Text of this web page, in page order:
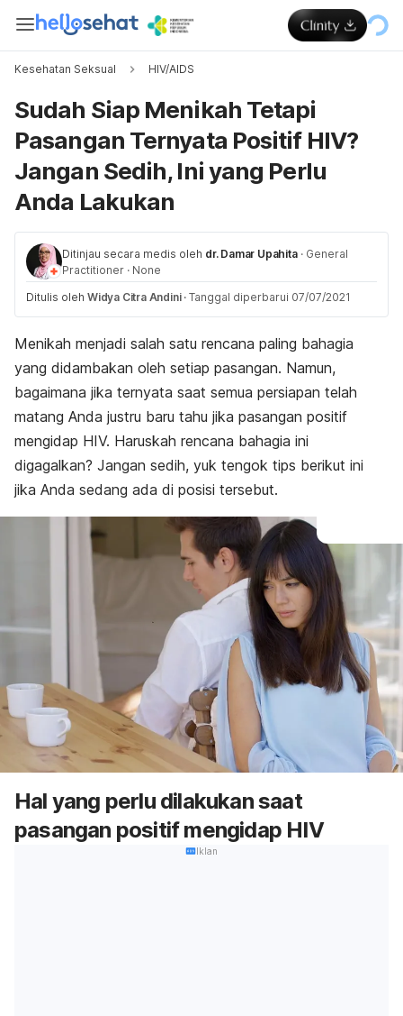
Kesehatan Seksual HIV/AIDS
Sudah Siap Menikah Tetapi
Pasangan Ternyata Positif HIV?
Jangan Sedih, Ini yang Perlu
Anda Lakukan
Ditinjau secara medis oleh dr. Damar Upahita · General
Practitioner · None
Ditulis oleh Widya Citra Andini · Tanggal diperbarui 07/07/2021
Menikah menjadi salah satu rencana paling bahagia
yang didambakan oleh setiap pasangan. Namun,
bagaimana jika ternyata saat semua persiapan telah
matang Anda justru baru tahu jika pasangan positif
mengidap HIV. Haruskah rencana bahagia ini
digagalkan? Jangan sedih, yuk tengok tips berikut ini
jika Anda sedang ada di posisi tersebut.
Hal yang perlu dilakukan saat
pasangan positif mengidap HIV
Iklan